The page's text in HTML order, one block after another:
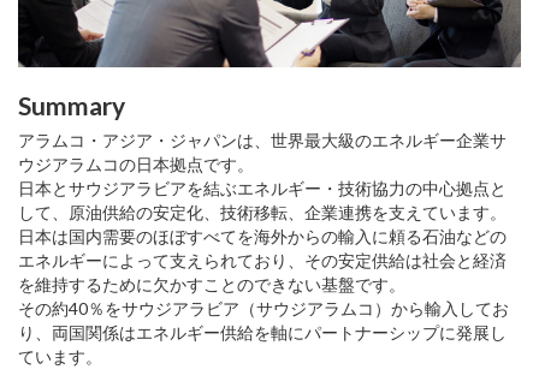
Summary
アラムコ・アジア・ジャパンは、世界最大級のエネルギー企業サ
ウジアラムコの日本拠点です。
日本とサウジアラビアを結ぶエネルギー・技術協力の中心拠点と
して、原油供給の安定化、技術移転、企業連携を支えています。
日本は国内需要のほぼすべてを海外からの輸入に頼る石油などの
エネルギーによって支えられており、その安定供給は社会と経済
を維持するために欠かすことのできない基盤です。
その約40％をサウジアラビア（サウジアラムコ）から輸入してお
り、両国関係はエネルギー供給を軸にパートナーシップに発展し
ています。